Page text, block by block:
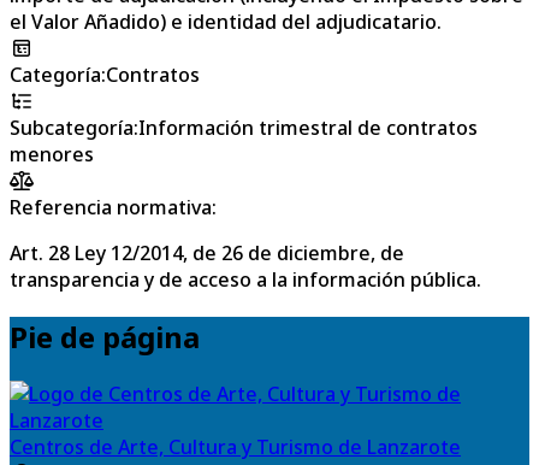
el Valor Añadido) e identidad del adjudicatario.
Categoría:Contratos
Subcategoría:Información trimestral de contratos
menores
Referencia normativa:
Art. 28 Ley 12/2014, de 26 de diciembre, de
transparencia y de acceso a la información pública.
Pie de página
Centros de Arte, Cultura y Turismo de Lanzarote